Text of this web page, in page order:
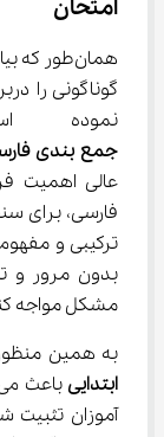
امتحان
نموده
جمع بندی
عالی اهمیت
مشکل مواجه
به همین
ابتدایی
آموزان تثبیت